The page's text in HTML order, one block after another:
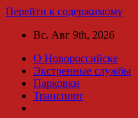
Перейти к содержимому
Вс. Авг 9th, 2026
О Новороссийске
Экстренные службы
Парковки
Транспорт